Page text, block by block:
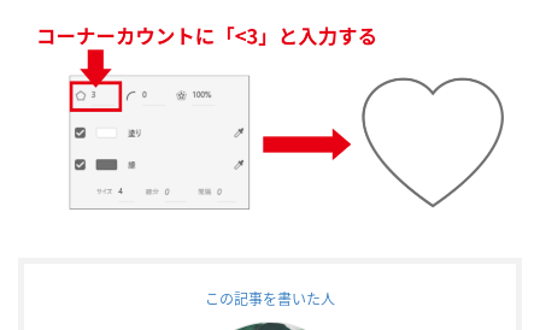
この記事を書いた人